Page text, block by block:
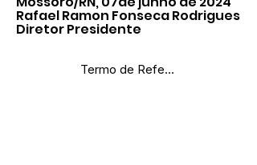
Rafael Ramon Fonseca Rodrigues
Diretor Presidente
Termo de Referência